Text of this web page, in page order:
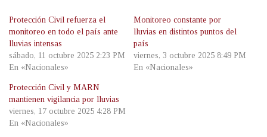
Protección Civil refuerza el
monitoreo en todo el país ante
lluvias intensas
sábado, 11 octubre 2025 2:23 PM
En «Nacionales»
Monitoreo constante por
lluvias en distintos puntos del
país
viernes, 3 octubre 2025 8:49 PM
En «Nacionales»
Protección Civil y MARN
mantienen vigilancia por lluvias
viernes, 17 octubre 2025 4:28 PM
En «Nacionales»